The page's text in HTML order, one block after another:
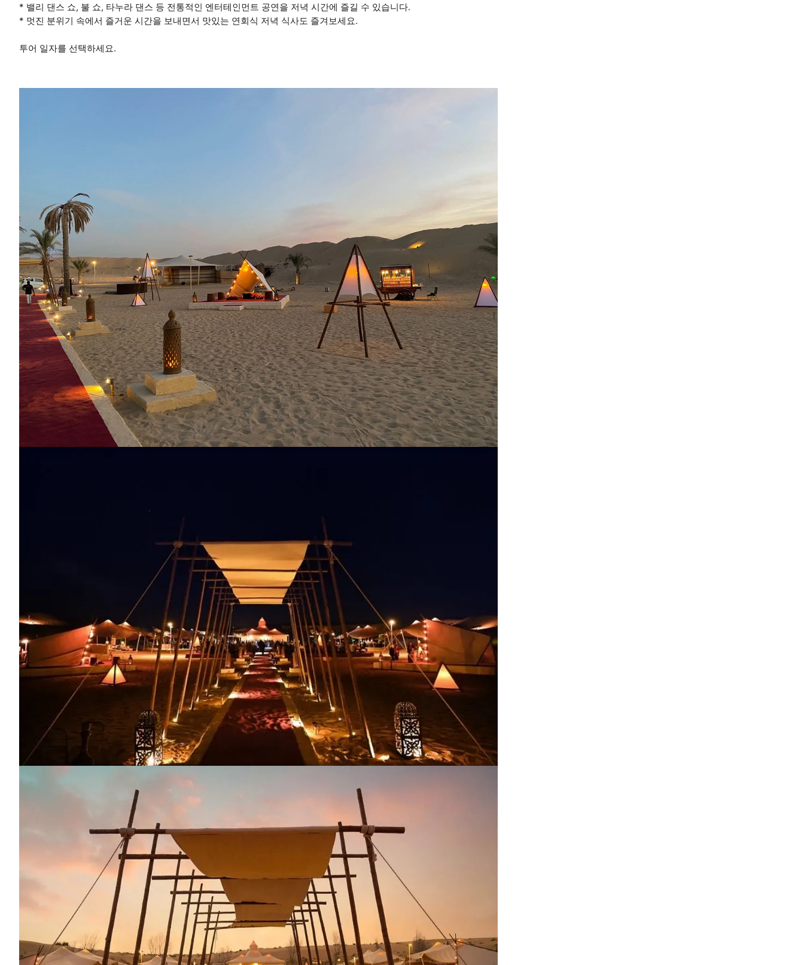
* 밸리 댄스 쇼, 불 쇼, 타누라 댄스 등 전통적인 엔터테인먼트 공연을 저녁 시간에 즐길 수 있습니다.
* 멋진 분위기 속에서 즐거운 시간을 보내면서 맛있는 연회식 저녁 식사도 즐겨보세요.
투어 일자를 선택하세요.